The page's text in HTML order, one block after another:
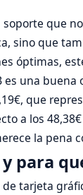
soporte que
sino que
óptimas,
es una buena
que
a los
la pena
y para
de tarjeta